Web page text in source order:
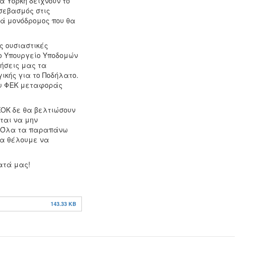
στις
μονόδρομος που θα
Υπουργείο Υποδομών
μας τα
για το Ποδήλατο.
ΦΕΚ μεταφοράς
δε θα βελτιώσουν
να μην
Όλα τα παραπάνω
θέλουμε να
μας!
143.33 KB